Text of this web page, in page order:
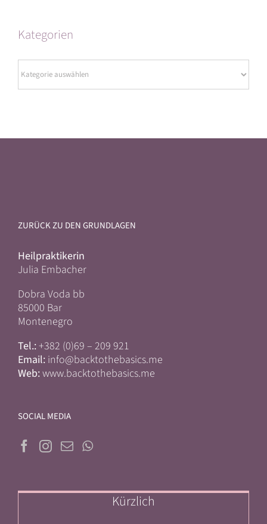
Kategorien
ZURÜCK ZU DEN GRUNDLAGEN
Heilpraktikerin
Julia Embacher
Dobra Voda bb
85000 Bar
Montenegro
Tel.:+382 (0)69 – 209 921
Email: info@backtothebasics.me
Web:www.backtothebasics.me
SOCIAL MEDIA
Kürzlich